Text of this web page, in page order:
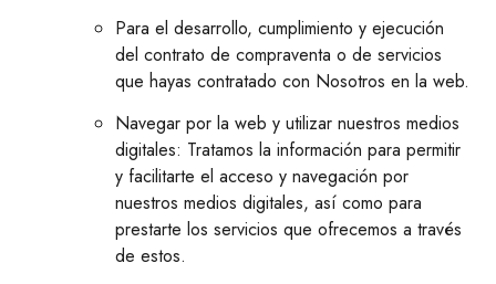
Para el desarrollo, cumplimiento y ejecución
del contrato de compraventa o de servicios
que hayas contratado con Nosotros en la web.
Navegar por la web y utilizar nuestros medios
digitales: Tratamos la información para permitir
y facilitarte el acceso y navegación por
nuestros medios digitales, así como para
prestarte los servicios que ofrecemos a través
de estos.